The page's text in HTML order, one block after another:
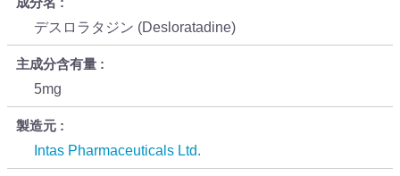
デスロラタジン (Desloratadine)
主成分含有量
5mg
製造元
Intas Pharmaceuticals Ltd.